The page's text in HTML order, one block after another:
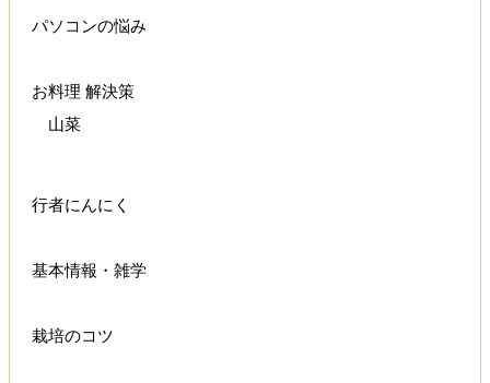
パソコンの悩み
お料理 解決策
山菜
行者にんにく
基本情報・雑学
栽培のコツ